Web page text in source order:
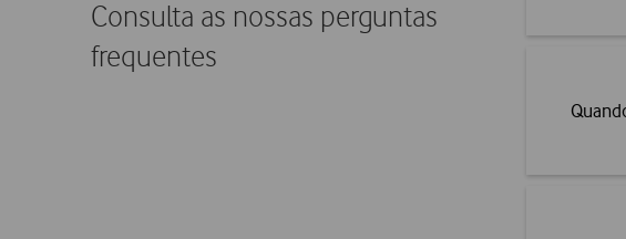
Consulta as nossas perguntas
frequentes